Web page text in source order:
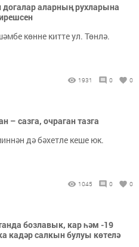
аларның рухларына
көнне китте ул. Төнлә.
1931 0 0
– сазга, очраган тазга
дә бәхетле кеше юк.
1045 0 0
бозлавык, кар һәм -19
кадәр салкын булуы көтелә